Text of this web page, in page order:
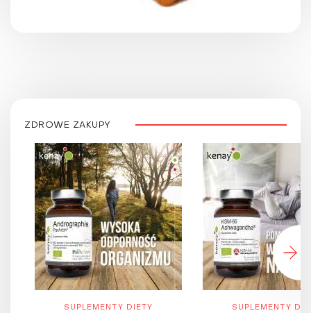
ZDROWE ZAKUPY
SUPLEMENTY DIETY SUPLEMENTY